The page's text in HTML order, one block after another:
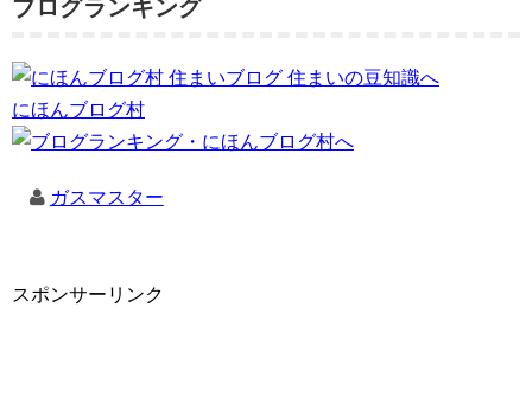
ブログランキング
にほんブログ村
ガスマスター
スポンサーリンク